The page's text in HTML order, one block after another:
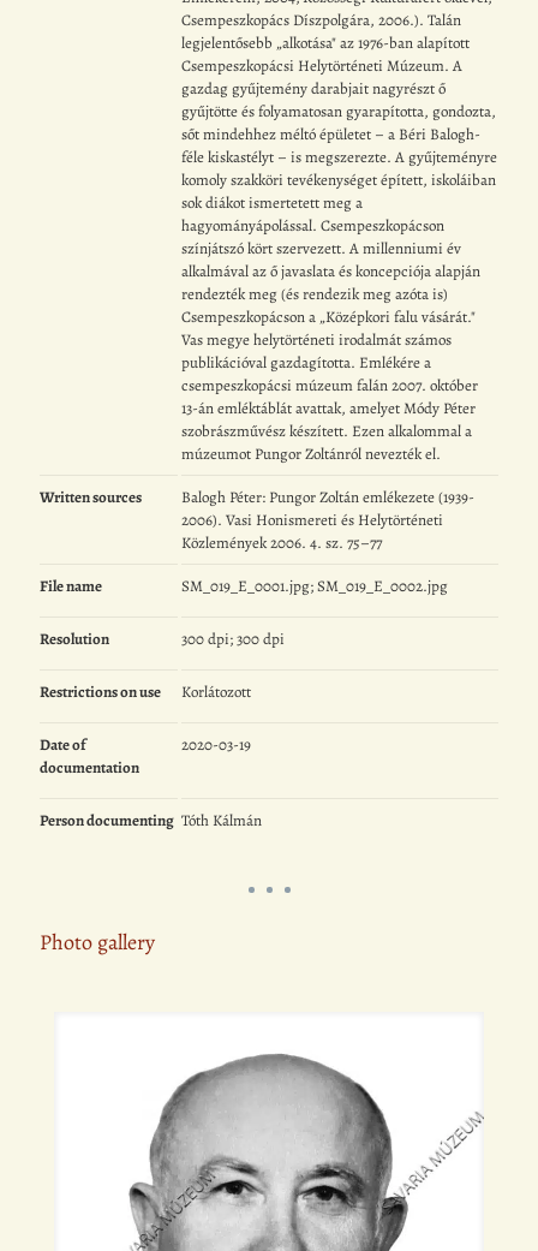
Csempeszkopács Díszpolgára, 2006.). Talán
legjelentősebb „alkotása" az 1976-ban alapított
Csempeszkopácsi Helytörténeti Múzeum. A
gazdag gyűjtemény darabjait nagyrészt ő
gyűjtötte és folyamatosan gyarapította, gondozta,
sőt mindehhez méltó épületet – a Béri Balogh-
féle kiskastélyt – is megszerezte. A gyűjteményre
komoly szakköri tevékenységet épített, iskoláiban
sok diákot ismertetett meg a
hagyományápolással. Csempeszkopácson
színjátszó kört szervezett. A millenniumi év
alkalmával az ő javaslata és koncepciója alapján
rendezték meg (és rendezik meg azóta is)
Csempeszkopácson a „Középkori falu vásárát."
Vas megye helytörténeti irodalmát számos
publikációval gazdagította. Emlékére a
csempeszkopácsi múzeum falán 2007. október
13-án emléktáblát avattak, amelyet Módy Péter
szobrászművész készített. Ezen alkalommal a
múzeumot Pungor Zoltánról nevezték el.
Written sources
Balogh Péter: Pungor Zoltán emlékezete (1939-
2006). Vasi Honismereti és Helytörténeti
Közlemények 2006. 4. sz. 75–77
File name SM_019_E_0001.jpg; SM_019_E_0002.jpg
Resolution 300 dpi; 300 dpi
Restrictions on use Korlátozott
Date of
documentation
2020-03-19
Person documenting Tóth Kálmán
Photo gallery